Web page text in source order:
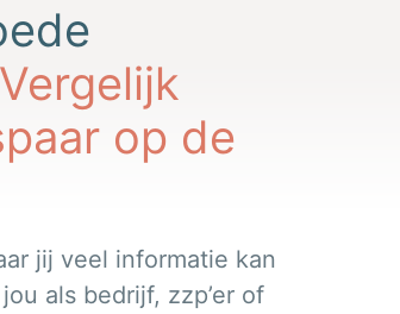
Vergelijk
op de
jij veel informatie kan
als bedrijf, zzp’er of